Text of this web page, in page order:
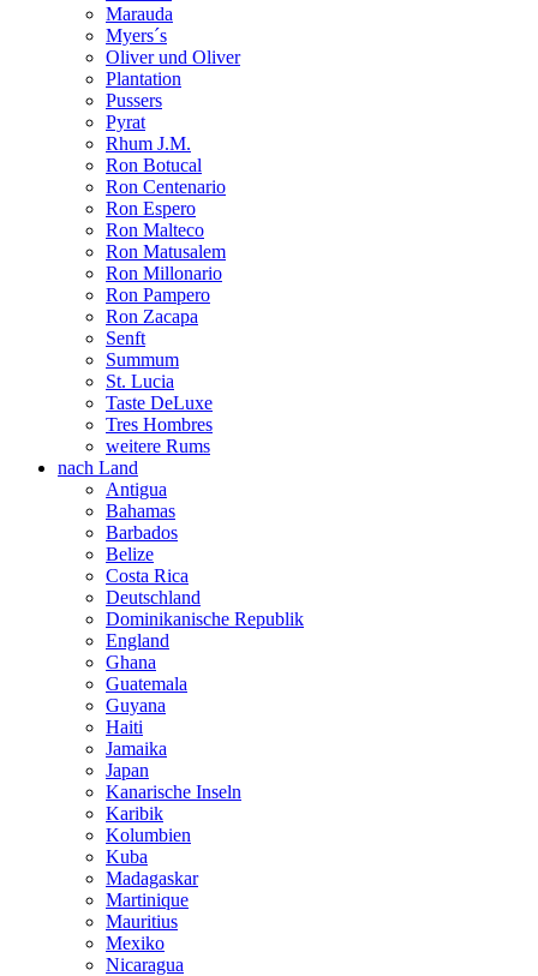
Marauda
Myers´s
Oliver und Oliver
Plantation
Pussers
Pyrat
Rhum J.M.
Ron Botucal
Ron Centenario
Ron Espero
Ron Malteco
Ron Matusalem
Ron Millonario
Ron Pampero
Ron Zacapa
Senft
Summum
St. Lucia
Taste DeLuxe
Tres Hombres
weitere Rums
nach Land
Antigua
Bahamas
Barbados
Belize
Costa Rica
Deutschland
Dominikanische Republik
England
Ghana
Guatemala
Guyana
Haiti
Jamaika
Japan
Kanarische Inseln
Karibik
Kolumbien
Kuba
Madagaskar
Martinique
Mauritius
Mexiko
Nicaragua